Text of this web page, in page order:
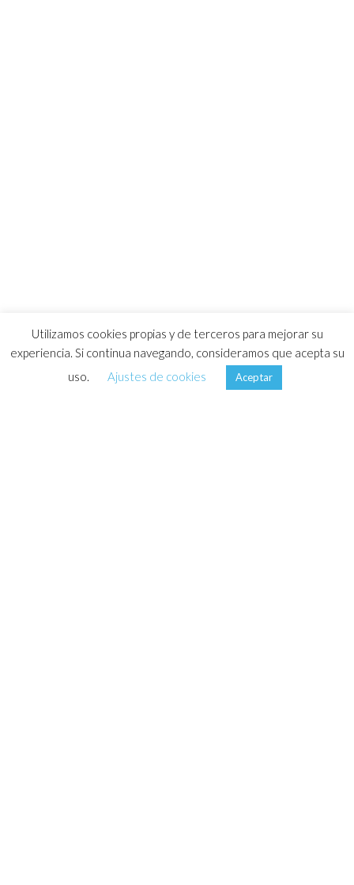
Utilizamos cookies propias y de terceros para mejorar su
experiencia. Si continua navegando, consideramos que acepta su
uso.
Ajustes de cookies Aceptar